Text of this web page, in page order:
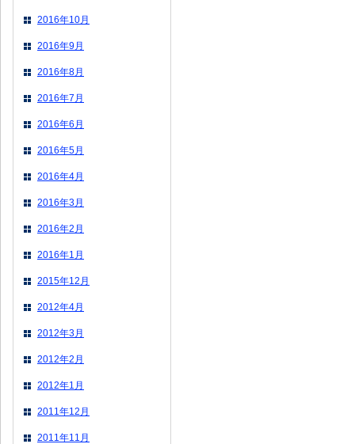
2016年10月
2016年9月
2016年8月
2016年7月
2016年6月
2016年5月
2016年4月
2016年3月
2016年2月
2016年1月
2015年12月
2012年4月
2012年3月
2012年2月
2012年1月
2011年12月
2011年11月